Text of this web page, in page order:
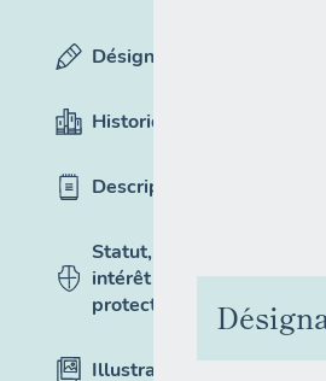
Désignation
Historique
Description
Statut,
intérêt et
protection
Illustrations